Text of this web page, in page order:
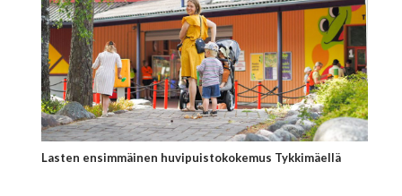
Lasten ensimmäinen huvipuistokokemus Tykkimäellä